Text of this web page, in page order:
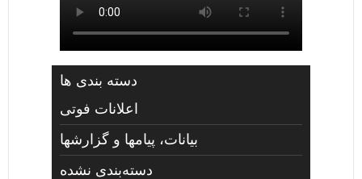
دسته بندی ها
اعلانات فوتی
بیانات، پیامها و گزارشها
دسته‌بندی نشده